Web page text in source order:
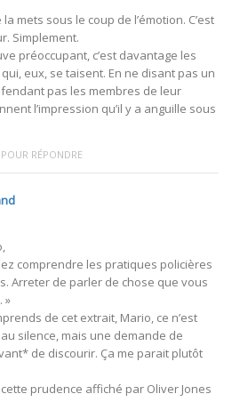
mets sous le coup de l’émotion. C’est
Simplement.
préoccupant, c’est davantage les
eux, se taisent. En ne disant pas un
pas les membres de leur
l’impression qu’il y a anguille sous
RÉPONDRE
comprendre les pratiques policières
Arreter de parler de chose que vous
»
de cet extrait, Mario, ce n’est
silence, mais une demande de
de discourir. Ça me parait plutôt
prudence affiché par Oliver Jones